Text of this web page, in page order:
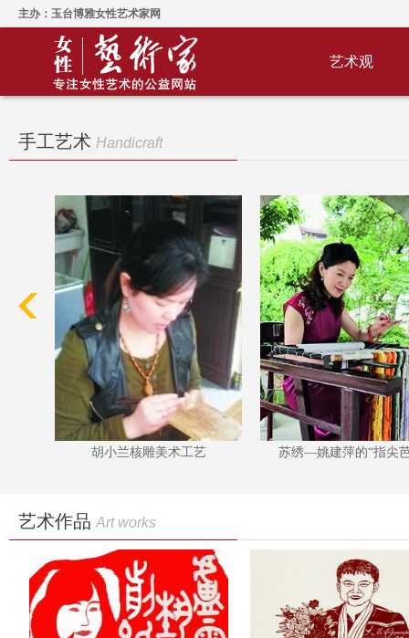
主办：玉台博雅女性艺术家网
艺术观
手工艺术 Handicraft
苏绣—姚建萍的“指尖芭蕾” 素红锦线—阅读沈鹭艺
艺术作品 Art works